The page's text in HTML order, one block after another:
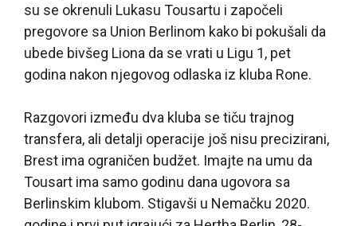
su se okrenuli Lukasu Tousartu i započeli
pregovore sa Union Berlinom kako bi pokušali da
ubede bivšeg Liona da se vrati u Ligu 1, pet
godina nakon njegovog odlaska iz kluba Rone.
Razgovori između dva kluba se tiču trajnog
transfera, ali detalji operacije još nisu precizirani,
Brest ima ograničen budžet. Imajte na umu da
Tousart ima samo godinu dana ugovora sa
Berlinskim klubom. Stigavši u Nemačku 2020.